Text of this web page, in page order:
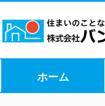
ホーム